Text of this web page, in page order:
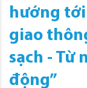
hướng
giao
sạch - Từ
động”